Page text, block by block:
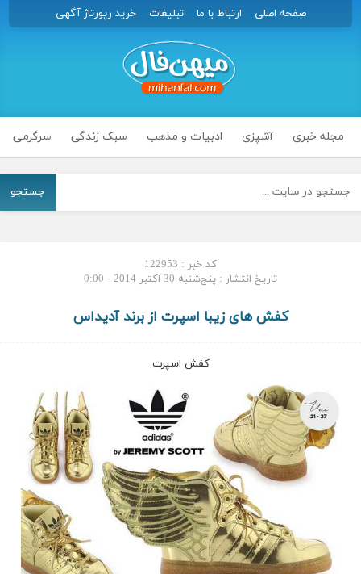
صفحه اصلی ارتباط با ما تبلیغات خرید رپورتاژ آگهی
مجله خبری آشپزی ادبیات و مذهب سبک زندگی سرگرمی
جستجو
کد خبر : 122953
تاریخ انتشار : پنج‌شنبه 30 اکتبر 2014 - 0:00
کفش های زیبا اسپرت از برند آدیداس
کفش اسپرت